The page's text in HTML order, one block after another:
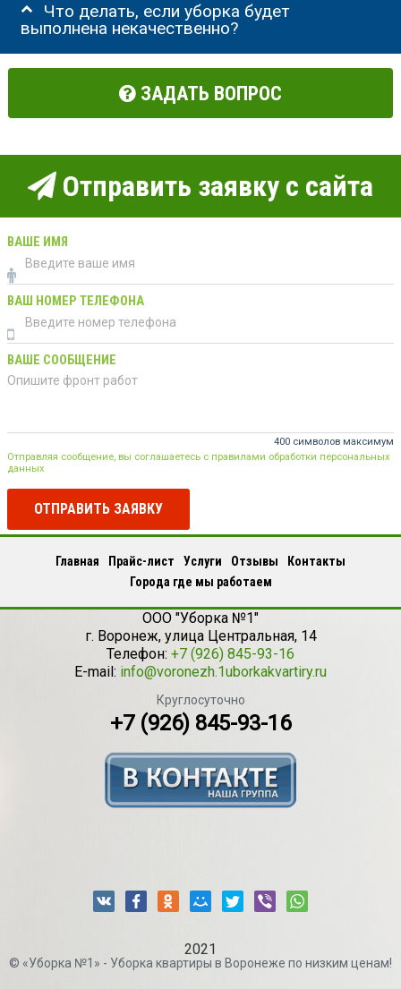
Что делать, если уборка будет
выполнена некачественно?
ЗАДАТЬ ВОПРОС
Отправить заявку с сайта
ВАШЕ ИМЯ
ВАШ НОМЕР ТЕЛЕФОНА
ВАШЕ СООБЩЕНИЕ
400 символов максимум
Отправляя сообщение, вы соглашаетесь с правилами обработки персональных
данных
ОТПРАВИТЬ ЗАЯВКУ
Главная Прайс-лист Услуги Отзывы
Контакты
Города где мы работаем
ООО "Уборка №1"
г. Воронеж, улица Центральная, 14
Телефон: +7 (926) 845-93-16
E-mail: info@voronezh.1uborkakvartiry.ru
Круглосуточно
+7 (926) 845-93-16
2021
© «Уборка №1» - Уборка квартиры в Воронеже по низким ценам!